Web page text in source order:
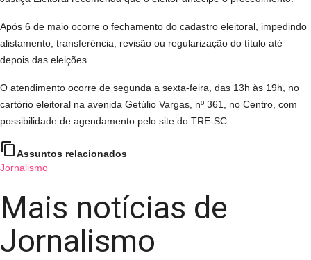
Após 6 de maio ocorre o fechamento do cadastro eleitoral, impedindo
alistamento, transferência, revisão ou regularização do título até
depois das eleições.
O atendimento ocorre de segunda a sexta-feira, das 13h às 19h, no
cartório eleitoral na avenida Getúlio Vargas, nº 361, no Centro, com
possibilidade de agendamento pelo site do TRE-SC.
content_copyAssuntos relacionados
Jornalismo
Mais notícias de
Jornalismo